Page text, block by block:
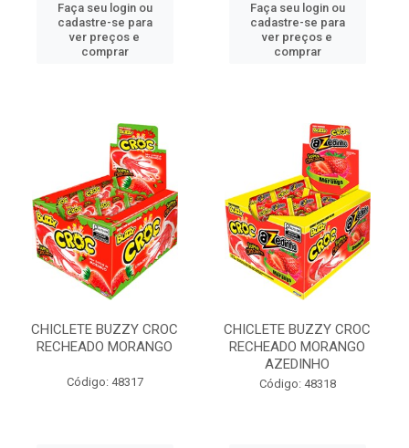
Faça seu login ou
cadastre-se para
ver preços e
comprar
Faça seu login ou
cadastre-se para
ver preços e
comprar
CHICLETE BUZZY CROC
RECHEADO MORANGO
Código: 48317
CHICLETE BUZZY CROC
RECHEADO MORANGO
AZEDINHO
Código: 48318